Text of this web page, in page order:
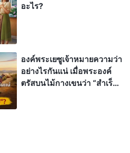
ใช่การหลอกลวงและทำร้ายผู้
สนาบางคนยกพระวจนะที่องค์
ปโตร มาอ้างอย่างไร้ยางอาย
ะเยซูเจ้าตกทอดจากเปโตรสู่
ธิอำนาจและเป็นตัวแทนองค์
ติดตามก็พลอยมีสิทธิอำนาจไป
ห้บาปได้ นั่นมันไม่น่าเย้ยหยัน
ทานให้เขา ไปยังนักบวช
อะไร?
องค์พระเยซูเจ้าหมายความว่า
อย่างไรกันแน่ เมื่อพระองค์
ตรัสบนไม้กางเขนว่า “สำเร็จ